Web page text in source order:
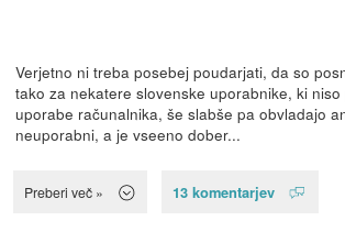
Verjetno ni treba posebej poudarjati, da so
tako za nekatere slovenske uporabnike, ki
uporabe računalnika, še slabše pa obvladajo
neuporabni, a je vseeno dober...
Preberi več » 13 komentarjev